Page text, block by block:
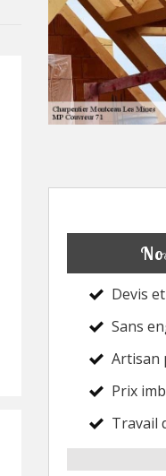
Devis
Sans
Artisan
Prix
Travail